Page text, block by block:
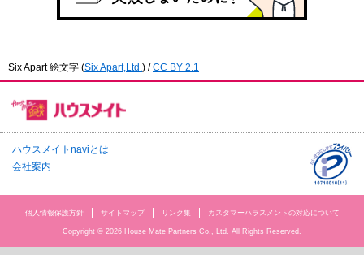
Six Apart 絵文字 (Six Apart,Ltd. ) /CC BY 2.1
ハウスメイトnaviとは
会社案内
個人情報保護方針 サイトマップ リンク集 カスタマーハラスメントの対応について
Copyright © 2026 House Mate Partners Co., Ltd. All Rights Reserved.